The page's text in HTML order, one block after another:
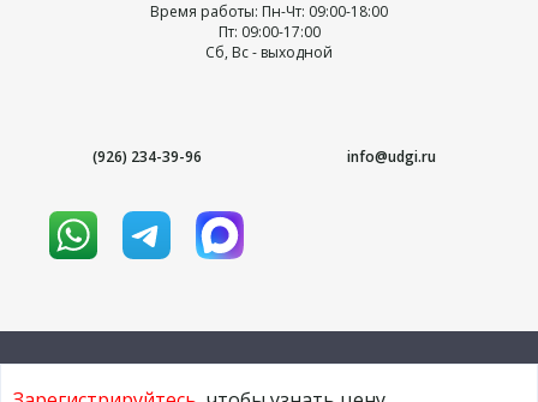
Время работы: Пн-Чт: 09:00-18:00
Пт: 09:00-17:00
Сб, Вс - выходной
(926) 234-39-96 info@udgi.ru